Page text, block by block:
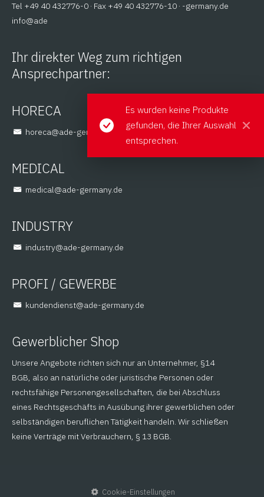
Es wurden keine Produkte
gefunden, die Ihrer Auswahl
entsprechen.
Tel +49 40 432776-0 · Fax +49 40 432776-10 · ed.ynamreg-
eda
@ofni
Ihr direkter Weg zum richtigen
Ansprechpartner:
HORECA
ed.ynamreg-eda
@aceroh
MEDICAL
ed.ynamreg-eda
@lacidem
INDUSTRY
ed.ynamreg-eda
@yrtsudni
PROFI / GEWERBE
ed.ynamreg-eda
@tsneidnednuk
Gewerblicher Shop
Unsere Angebote richten sich nur an Unternehmer, §14
BGB, also an natürliche oder juristische Personen oder
rechtsfähige Personengesellschaften, die bei Abschluss
eines Rechtsgeschäfts in Ausübung ihrer gewerblichen oder
selbständigen beruflichen Tätigkeit handeln. Wir schließen
keine Verträge mit Verbrauchern, § 13 BGB.
Cookie-Einstellungen